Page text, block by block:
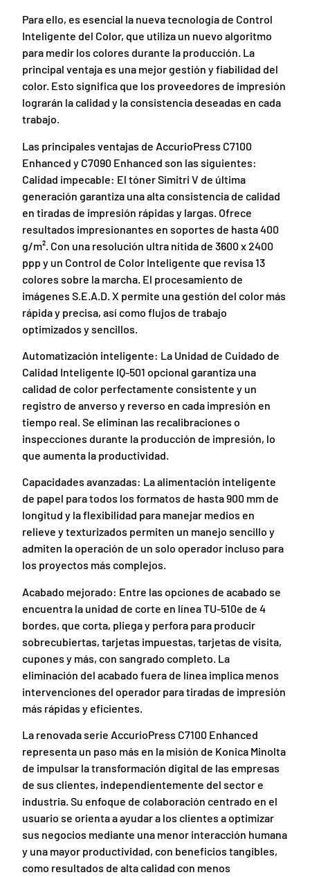
Para ello, es esencial la nueva tecnología de Control
Inteligente del Color, que utiliza un nuevo algoritmo
para medir los colores durante la producción. La
principal ventaja es una mejor gestión y fiabilidad del
color. Esto significa que los proveedores de impresión
lograrán la calidad y la consistencia deseadas en cada
trabajo.
Las principales ventajas de AccurioPress C7100
Enhanced y C7090 Enhanced son las siguientes:
Calidad impecable: El tóner Simitri V de última
generación garantiza una alta consistencia de calidad
en tiradas de impresión rápidas y largas. Ofrece
resultados impresionantes en soportes de hasta 400
g/m². Con una resolución ultra nítida de 3600 x 2400
ppp y un Control de Color Inteligente que revisa 13
colores sobre la marcha. El procesamiento de
imágenes S.E.A.D. X permite una gestión del color más
rápida y precisa, así como flujos de trabajo
optimizados y sencillos.
Automatización inteligente: La Unidad de Cuidado de
Calidad Inteligente IQ-501 opcional garantiza una
calidad de color perfectamente consistente y un
registro de anverso y reverso en cada impresión en
tiempo real. Se eliminan las recalibraciones o
inspecciones durante la producción de impresión, lo
que aumenta la productividad.
Capacidades avanzadas: La alimentación inteligente
de papel para todos los formatos de hasta 900 mm de
longitud y la flexibilidad para manejar medios en
relieve y texturizados permiten un manejo sencillo y
admiten la operación de un solo operador incluso para
los proyectos más complejos.
Acabado mejorado: Entre las opciones de acabado se
encuentra la unidad de corte en línea TU-510e de 4
bordes, que corta, pliega y perfora para producir
sobrecubiertas, tarjetas impuestas, tarjetas de visita,
cupones y más, con sangrado completo. La
eliminación del acabado fuera de línea implica menos
intervenciones del operador para tiradas de impresión
más rápidas y eficientes.
La renovada serie AccurioPress C7100 Enhanced
representa un paso más en la misión de Konica Minolta
de impulsar la transformación digital de las empresas
de sus clientes, independientemente del sector e
industria. Su enfoque de colaboración centrado en el
usuario se orienta a ayudar a los clientes a optimizar
sus negocios mediante una menor interacción humana
y una mayor productividad, con beneficios tangibles,
como resultados de alta calidad con menos